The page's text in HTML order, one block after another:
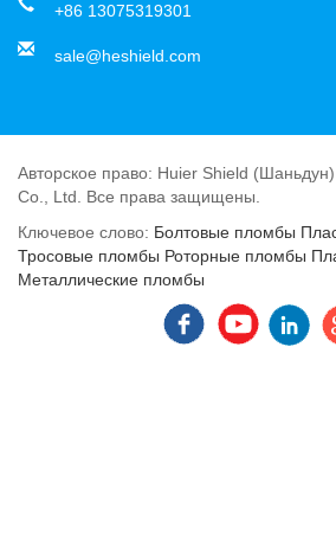
+86 13075319301
sale@heshield.com
Авторское право: Huier Shield
Co., Ltd. Все права защищены.
Ключевое слово: Болтовые пломбы
Тросовые пломбы Роторные пломбы
Металлические пломбы